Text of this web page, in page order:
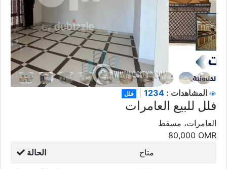
فلل المشاهدات :
فلل للبيع العامرات
العامرات، مسقط
80,000 OMR
الحالة
متاح